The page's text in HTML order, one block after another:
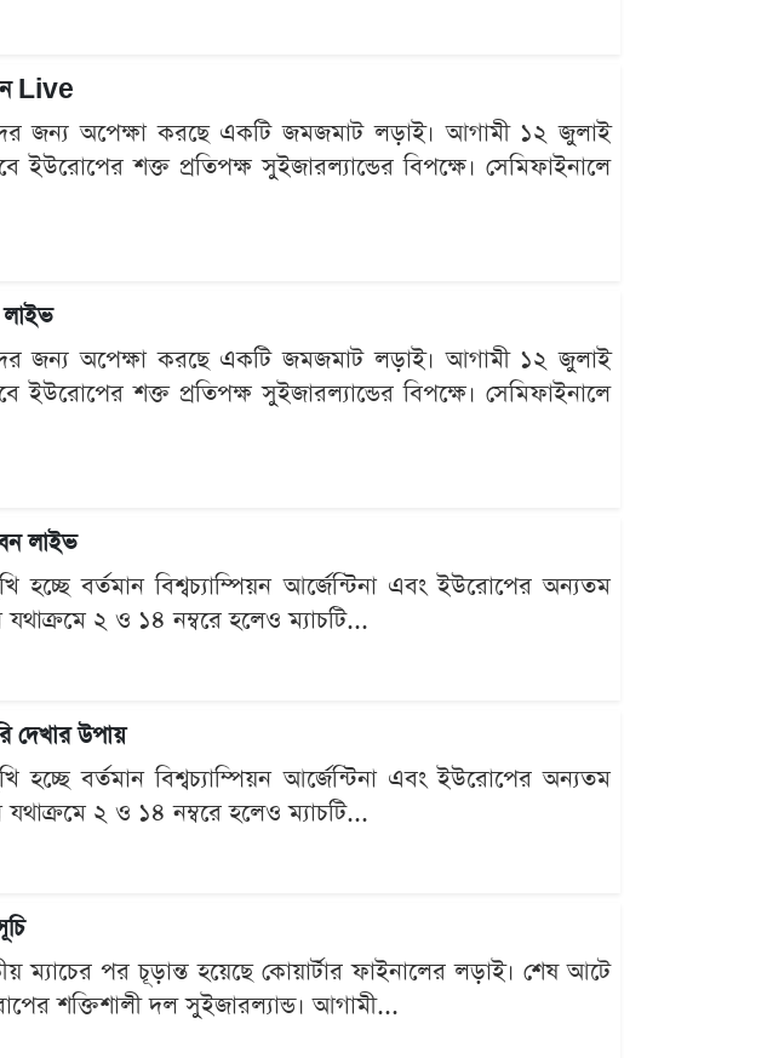
Live
জন্য অপেক্ষা করছে একটি জমজমাট লড়াই। আগামী ১২ জুলাই
ইউরোপের শক্ত প্রতিপক্ষ সুইজারল্যান্ডের বিপক্ষে। সেমিফাইনালে
লাইভ
জন্য অপেক্ষা করছে একটি জমজমাট লড়াই। আগামী ১২ জুলাই
ইউরোপের শক্ত প্রতিপক্ষ সুইজারল্যান্ডের বিপক্ষে। সেমিফাইনালে
লাইভ
বর্তমান বিশ্বচ্যাম্পিয়ন আর্জেন্টিনা এবং ইউরোপের অন্যতম
যথাক্রমে ২ ও ১৪ নম্বরে হলেও ম্যাচটি...
দেখার উপায়
বর্তমান বিশ্বচ্যাম্পিয়ন আর্জেন্টিনা এবং ইউরোপের অন্যতম
যথাক্রমে ২ ও ১৪ নম্বরে হলেও ম্যাচটি...
পর চূড়ান্ত হয়েছে কোয়ার্টার ফাইনালের লড়াই। শেষ আটে
শক্তিশালী দল সুইজারল্যান্ড। আগামী...